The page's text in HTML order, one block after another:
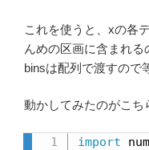
これを使うと、xの各
んめの区画に含まれる
binsは配列で渡すので
動かしてみたのがこち
import